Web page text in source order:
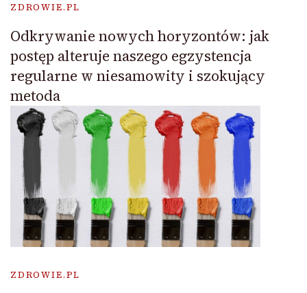
ZDROWIE.PL
Odkrywanie nowych horyzontów: jak
postęp alteruje naszego egzystencja
regularne w niesamowity i szokujący
metoda
ZDROWIE.PL